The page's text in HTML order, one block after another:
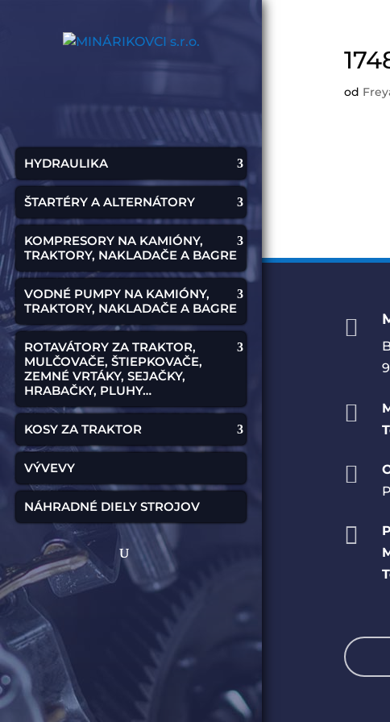
HYDRAULIKA
ŠTARTÉRY A ALTERNÁTORY
KOMPRESORY NA KAMIÓNY,
TRAKTORY, NAKLADAČE A BAGRE
VODNÉ PUMPY NA KAMIÓNY,
TRAKTORY, NAKLADAČE A BAGRE
ROTAVÁTORY ZA TRAKTOR,
MULČOVAČE, ŠTIEPKOVAČE,
ZEMNÉ VRTÁKY, SEJAČKY,
HRABAČKY, PLUHY…
KOSY ZA TRAKTOR
VÝVEVY
NÁHRADNÉ DIELY STROJOV
od



